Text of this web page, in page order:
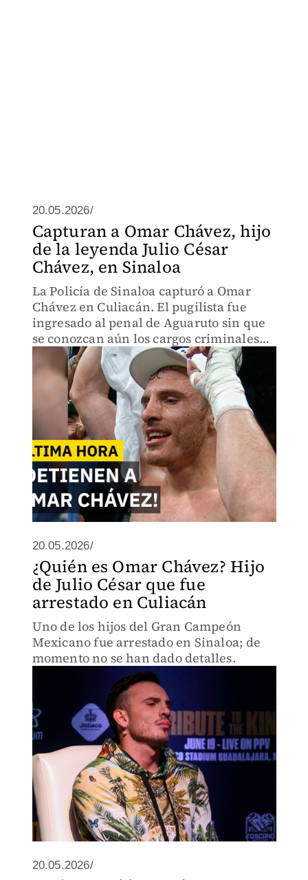
20.05.2026/
Capturan a Omar Chávez, hijo
de la leyenda Julio César
Chávez, en Sinaloa
La Policía de Sinaloa capturó a Omar
Chávez en Culiacán. El pugilista fue
ingresado al penal de Aguaruto sin que
se conozcan aún los cargos criminales
en su contra.
20.05.2026/
¿Quién es Omar Chávez? Hijo
de Julio César que fue
arrestado en Culiacán
Uno de los hijos del Gran Campeón
Mexicano fue arrestado en Sinaloa; de
momento no se han dado detalles.
20.05.2026/